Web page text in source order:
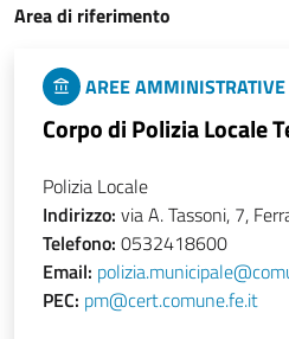
Area di riferimento
AREE AMMINISTRATIVE
Corpo di Polizia Locale
Polizia Locale
Indirizzo: via A. Tassoni, 7,
Telefono: 0532418600
Email:
PEC: pm@cert.comune.fe.it